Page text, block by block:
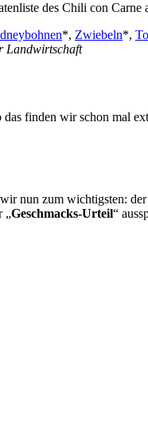
des Chili con
*, Zwiebeln*,
Landwirtschaft
finden wir schon mal
nun zum wichtigsten:
„Geschmacks-Urteil“